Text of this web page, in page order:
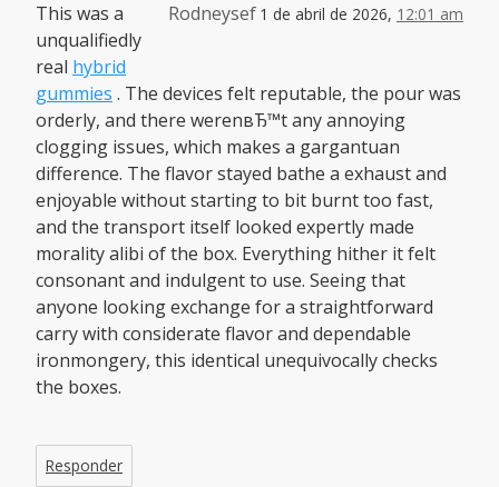
Rodneysef 1 de abril de 2026, 12:01 am
This was a
unqualifiedly
real hybrid
gummies . The devices felt reputable, the pour was
orderly, and there werenвЂ™t any annoying
clogging issues, which makes a gargantuan
difference. The flavor stayed bathe a exhaust and
enjoyable without starting to bit burnt too fast,
and the transport itself looked expertly made
morality alibi of the box. Everything hither it felt
consonant and indulgent to use. Seeing that
anyone looking exchange for a straightforward
carry with considerate flavor and dependable
ironmongery, this identical unequivocally checks
the boxes.
Responder